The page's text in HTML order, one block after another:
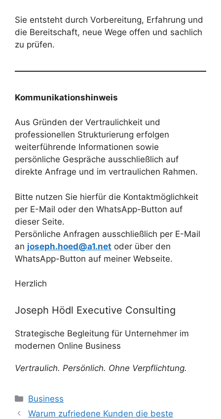
Sie entsteht durch Vorbereitung, Erfahrung und
die Bereitschaft, neue Wege offen und sachlich
zu prüfen.
Kommunikationshinweis
Aus Gründen der Vertraulichkeit und
professionellen Strukturierung erfolgen
weiterführende Informationen sowie
persönliche Gespräche ausschließlich auf
direkte Anfrage und im vertraulichen Rahmen.
Bitte nutzen Sie hierfür die Kontaktmöglichkeit
per E-Mail oder den WhatsApp-Button auf
dieser Seite.
Persönliche Anfragen ausschließlich per E-Mail
an joseph.hoed@a1.net oder über den
WhatsApp-Button auf meiner Webseite.
Herzlich
Joseph Hödl Executive Consulting
Strategische Begleitung für Unternehmer im
modernen Online Business
Vertraulich. Persönlich. Ohne Verpflichtung.
Kategorien
Business
Warum zufriedene Kunden die beste